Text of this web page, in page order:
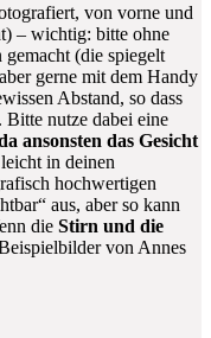
von vorne und
– wichtig: bitte ohne
(die spiegelt
gerne mit dem Handy
Abstand, so dass
nutze dabei eine
ansonsten das Gesicht
in deinen
hochwertigen
aus, aber so kann
die Stirn und die
von Annes